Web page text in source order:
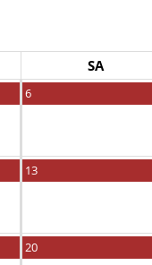
SA
6
13
20